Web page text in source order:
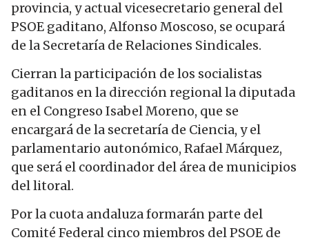
provincia, y actual vicesecretario general del
PSOE gaditano, Alfonso Moscoso, se ocupará
de la Secretaría de Relaciones Sindicales.
Cierran la participación de los socialistas
gaditanos en la dirección regional la diputada
en el Congreso Isabel Moreno, que se
encargará de la secretaría de Ciencia, y el
parlamentario autonómico, Rafael Márquez,
que será el coordinador del área de municipios
del litoral.
Por la cuota andaluza formarán parte del
Comité Federal cinco miembros del PSOE de